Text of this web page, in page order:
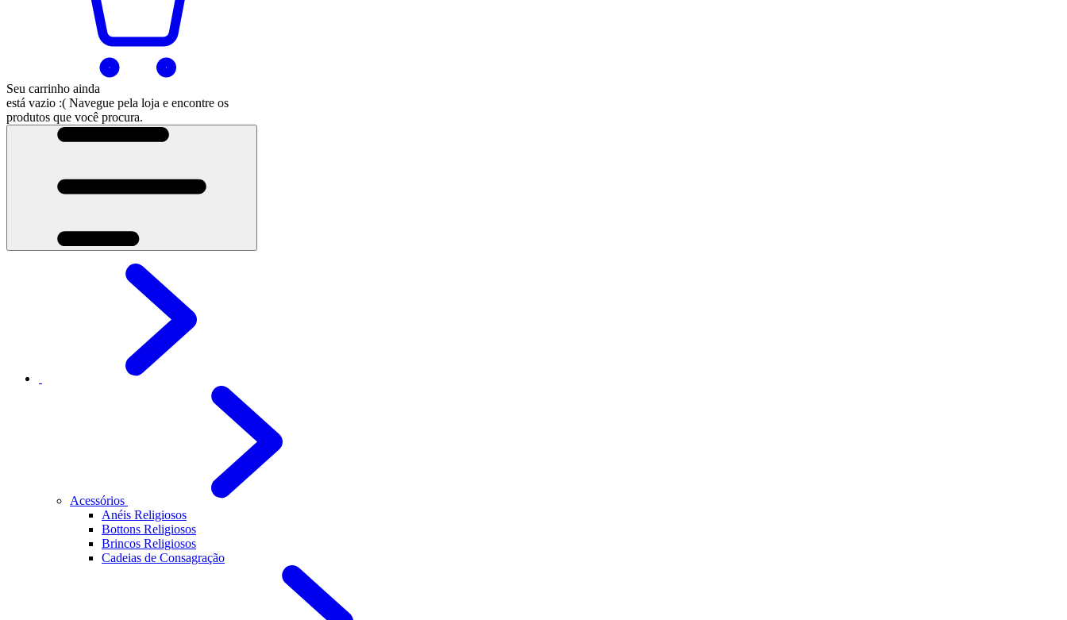
Seu carrinho ainda
está vazio :( Navegue pela loja e encontre os
produtos que você procura.
Acessórios
Anéis Religiosos
Bottons Religiosos
Brincos Religiosos
Cadeias de Consagração